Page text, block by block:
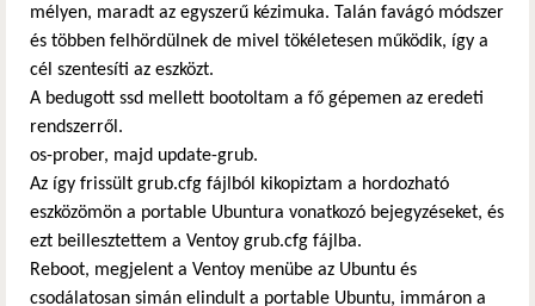
mélyen, maradt az egyszerű kézimuka. Talán favágó módszer
és többen felhördülnek de mivel tökéletesen működik, így a
cél szentesíti az eszközt.
A bedugott ssd mellett bootoltam a fő gépemen az eredeti
rendszerről.
os-prober, majd update-grub.
Az így frissült grub.cfg fájlból kikopiztam a hordozható
eszközömön a portable Ubuntura vonatkozó bejegyzéseket, és
ezt beillesztettem a Ventoy grub.cfg fájlba.
Reboot, megjelent a Ventoy menübe az Ubuntu és
csodálatosan simán elindult a portable Ubuntu, immáron a